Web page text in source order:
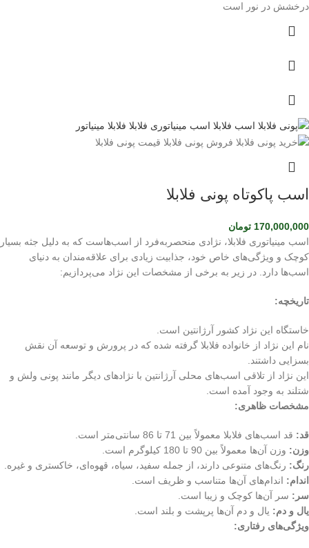
درخشش در نور است
اسب پاکوتاه پونی فلابلا
170,000,000 تومان
اسب مینیاتوری فلابلا، نژادی منحصربه‌فرد از اسب‌هاست که به دلیل جثه بسیار
کوچک و ویژگی‌های خاص خود، جذابیت زیادی برای علاقه‌مندان به دنیای
اسب‌ها دارد. در زیر به برخی از مشخصات این نژاد می‌پردازیم:
تاریخچه:
خاستگاه این نژاد کشور آرژانتین است.
نام این نژاد از خانواده فلابلا گرفته شده که در پرورش و توسعه آن نقش
بسزایی داشتند.
این نژاد از تلاقی اسب‌های محلی آرژانتین با نژادهای دیگر مانند پونی ولش و
شتلند به وجود آمده است.
مشخصات ظاهری:
قد: قد اسب‌های فلابلا معمولاً بین 71 تا 86 سانتی‌متر است.
وزن: وزن آن‌ها معمولاً بین 90 تا 180 کیلوگرم است.
رنگ: رنگ‌های متنوعی دارند، از جمله سفید، سیاه، قهوه‌ای، خاکستری و غیره.
اندام: اندام‌های آن‌ها متناسب و ظریف است.
سر: سر آن‌ها کوچک و زیبا است.
یال و دم: یال و دم آن‌ها پرپشت و بلند است.
ویژگی‌های رفتاری: